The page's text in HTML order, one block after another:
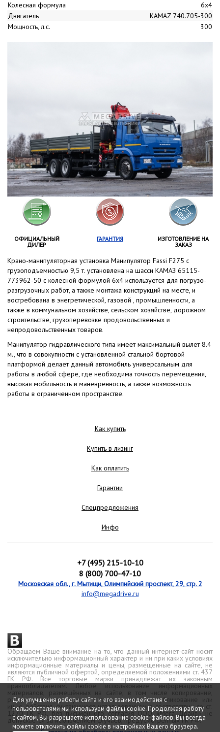
Колесная формула
6x4
Двигатель
KAMAZ 740.705-300
Мощность, л.с.
300
ОФИЦИАЛЬНЫЙ
ДИЛЕР
ГАРАНТИЯ
ИЗГОТОВЛЕНИЕ НА
ЗАКАЗ
Крано-манипуляторная установка Манипулятор Fassi F275 с
грузоподъемностью 9,5 т. установлена на шасси КАМАЗ 65115-
773962-50 с колесной формулой 6x4 используется для погрузо-
разгрузочных работ, а также монтажа конструкций на месте, и
востребована в энегретической, газовой , промышленности, а
также в коммунальном хозяйстве, сельском хозяйстве, дорожном
строительстве, грузоперевозке продовольственных и
непродовольственных товаров.
Манипулятор гидравлического типа имеет максимальный вылет 8.4
м., что в совокупности с установленной стальной бортовой
платформой делает данный автомобиль универсальным для
работы в любой сфере, где необходима точность перемещения,
высокая мобильность и маневренность, а также возможность
работы в ограниченном пространстве.
Как купить
Купить в лизинг
Как оплатить
Гарантии
Спецпредложения
Инфо
+7 (495) 215-10-10
8 (800) 700-47-10
Московская обл., г. Мытищи, Олимпийский проспект, 29, стр. 2
info@megadrive.ru
Обращаем Ваше внимание на то, что данный интернет-сайт носит
исключительно информационный характер и ни при каких условиях
информационные материалы и цены, размещенные на сайте, не
являются публичной офертой, определяемой положениями ст. 437
ГК РФ. Все торговые марки принадлежат их законным
правообладателям. Любое использование информационных
материалов, размещённых на сайте, в том числе копирование,
распространение, передача третьим лицам, опубликование или
иные действия, считающиеся использованием в соответствии со ст.
1270 ГК РФ, без письменного согласия ООО «Мега Драйв» не
допускается за исключением случаев, предусмотренных ГК РФ.
Для улучшения работы сайта и его взаимодействия с
пользователями мы используем файлы cookie. Продолжая работу
с сайтом, Вы разрешаете использование cookie-файлов. Вы всегда
можете отключить файлы cookie в настройках Вашего браузера.